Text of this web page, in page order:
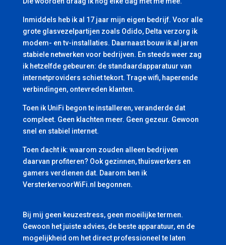
Inmiddels heb ik al 17 jaar mijn eigen bedrijf. Voor alle
grote glasvezelpartijen zoals Odido, Delta verzorg ik
modem- en tv-installaties. Daarnaast bouw ik al jaren
stabiele netwerken voor bedrijven. En steeds weer zag
ik hetzelfde gebeuren: de standaardapparatuur van
internetproviders schiet tekort. Trage wifi, haperende
verbindingen, ontevreden klanten.
Toen ik UniFi begon te installeren, veranderde dat
compleet. Geen klachten meer. Geen gezeur. Gewoon
snel en stabiel internet.
Toen dacht ik: waarom zouden alleen bedrijven
daarvan profiteren? Ook gezinnen, thuiswerkers en
gamers verdienen dat. Daarom ben ik
VersterkervoorWiFi.nl begonnen.
Bij mij geen keuzestress, geen moeilijke termen.
Gewoon het juiste advies, de beste apparatuur, en de
mogelijkheid om het direct professioneel te laten